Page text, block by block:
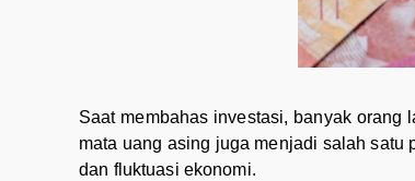
Saat membahas investasi, banyak orang
mata uang asing juga menjadi salah
dan fluktuasi ekonomi.